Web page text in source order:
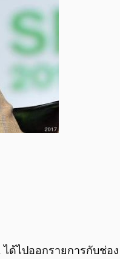
ได้ไปออกรายการกับช่อง